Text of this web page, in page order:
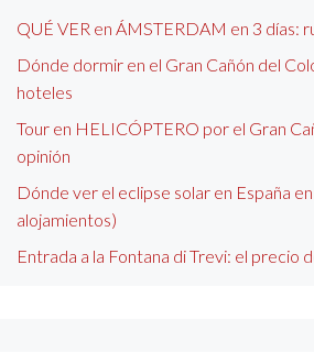
QUÉ VER en ÁMSTERDAM en 3 días:
Dónde dormir en el Gran Cañón del
hoteles
Tour en HELICÓPTERO por el Gran
opinión
Dónde ver el eclipse solar en España
alojamientos)
Entrada a la Fontana di Trevi: el precio